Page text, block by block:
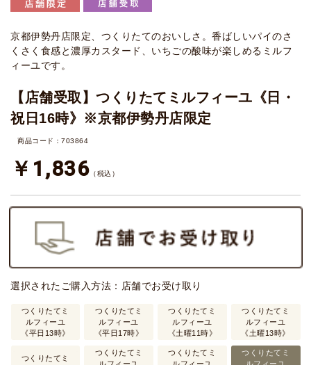
京都伊勢丹店限定、つくりたてのおいしさ。香ばしいパイのさ
くさく食感と濃厚カスタード、いちごの酸味が楽しめるミルフ
ィーユです。
【店舗受取】つくりたてミルフィーユ《日・
祝日16時》※京都伊勢丹店限定
商品コード：703864
￥1,836 （税込）
選択されたご購入方法：店舗でお受け取り
つくりたてミ
ルフィーユ
《平日13時》
つくりたてミ
ルフィーユ
《平日17時》
つくりたてミ
ルフィーユ
《土曜11時》
つくりたてミ
ルフィーユ
《土曜13時》
つくりたてミ
つくりたてミ
つくりたてミ
つくりたてミ